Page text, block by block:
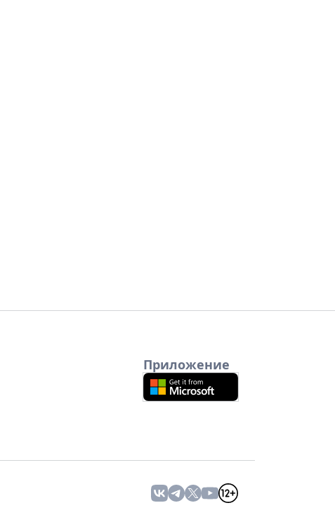
Приложение